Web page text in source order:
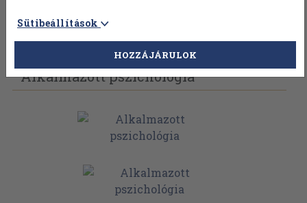
Vissza az előző oldalra Válasszon példányt
Alkalmazott pszichológia
Sütibeállítások
HOZZÁJÁRULOK